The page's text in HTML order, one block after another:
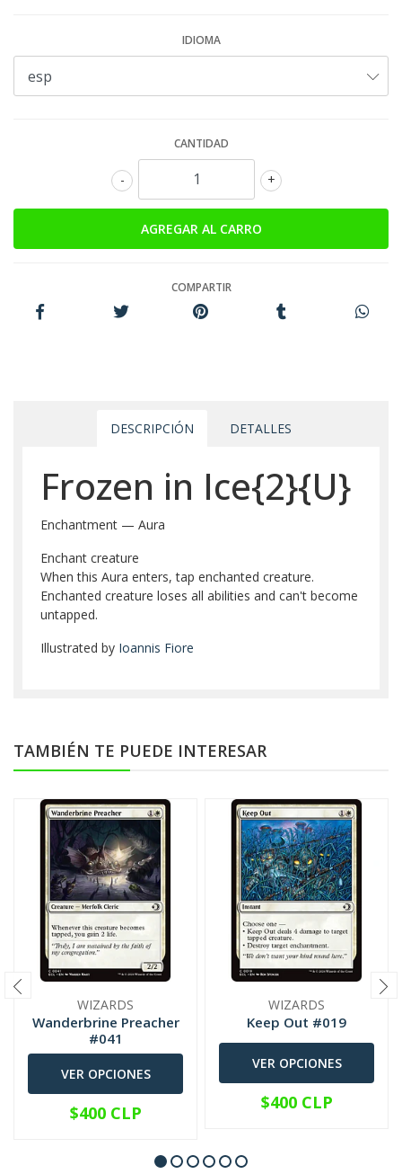
IDIOMA
CANTIDAD
+
-
COMPARTIR
DESCRIPCIÓN DETALLES
Frozen in Ice{2}{U}
Enchantment — Aura
Enchant creature
When this Aura enters, tap enchanted creature.
Enchanted creature loses all abilities and can't become
untapped.
Illustrated by Ioannis Fiore
TAMBIÉN TE PUEDE INTERESAR
WIZARDS
Wanderbrine Preacher
#041
VER OPCIONES
$400 CLP
WIZARDS
Keep Out #019
VER OPCIONES
$400 CLP